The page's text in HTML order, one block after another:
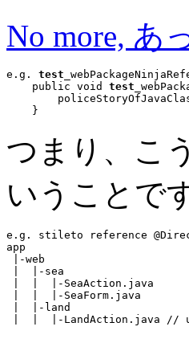
No more, あ
e.g. test
public void
test
つまり、こ
いうことで
e.g. stileto reference
app
|-web
|  |-sea
|  |  |-SeaAction.java
|  |  |- SeaForm.java
|  |-land
|  |  |-LandAction.java
//